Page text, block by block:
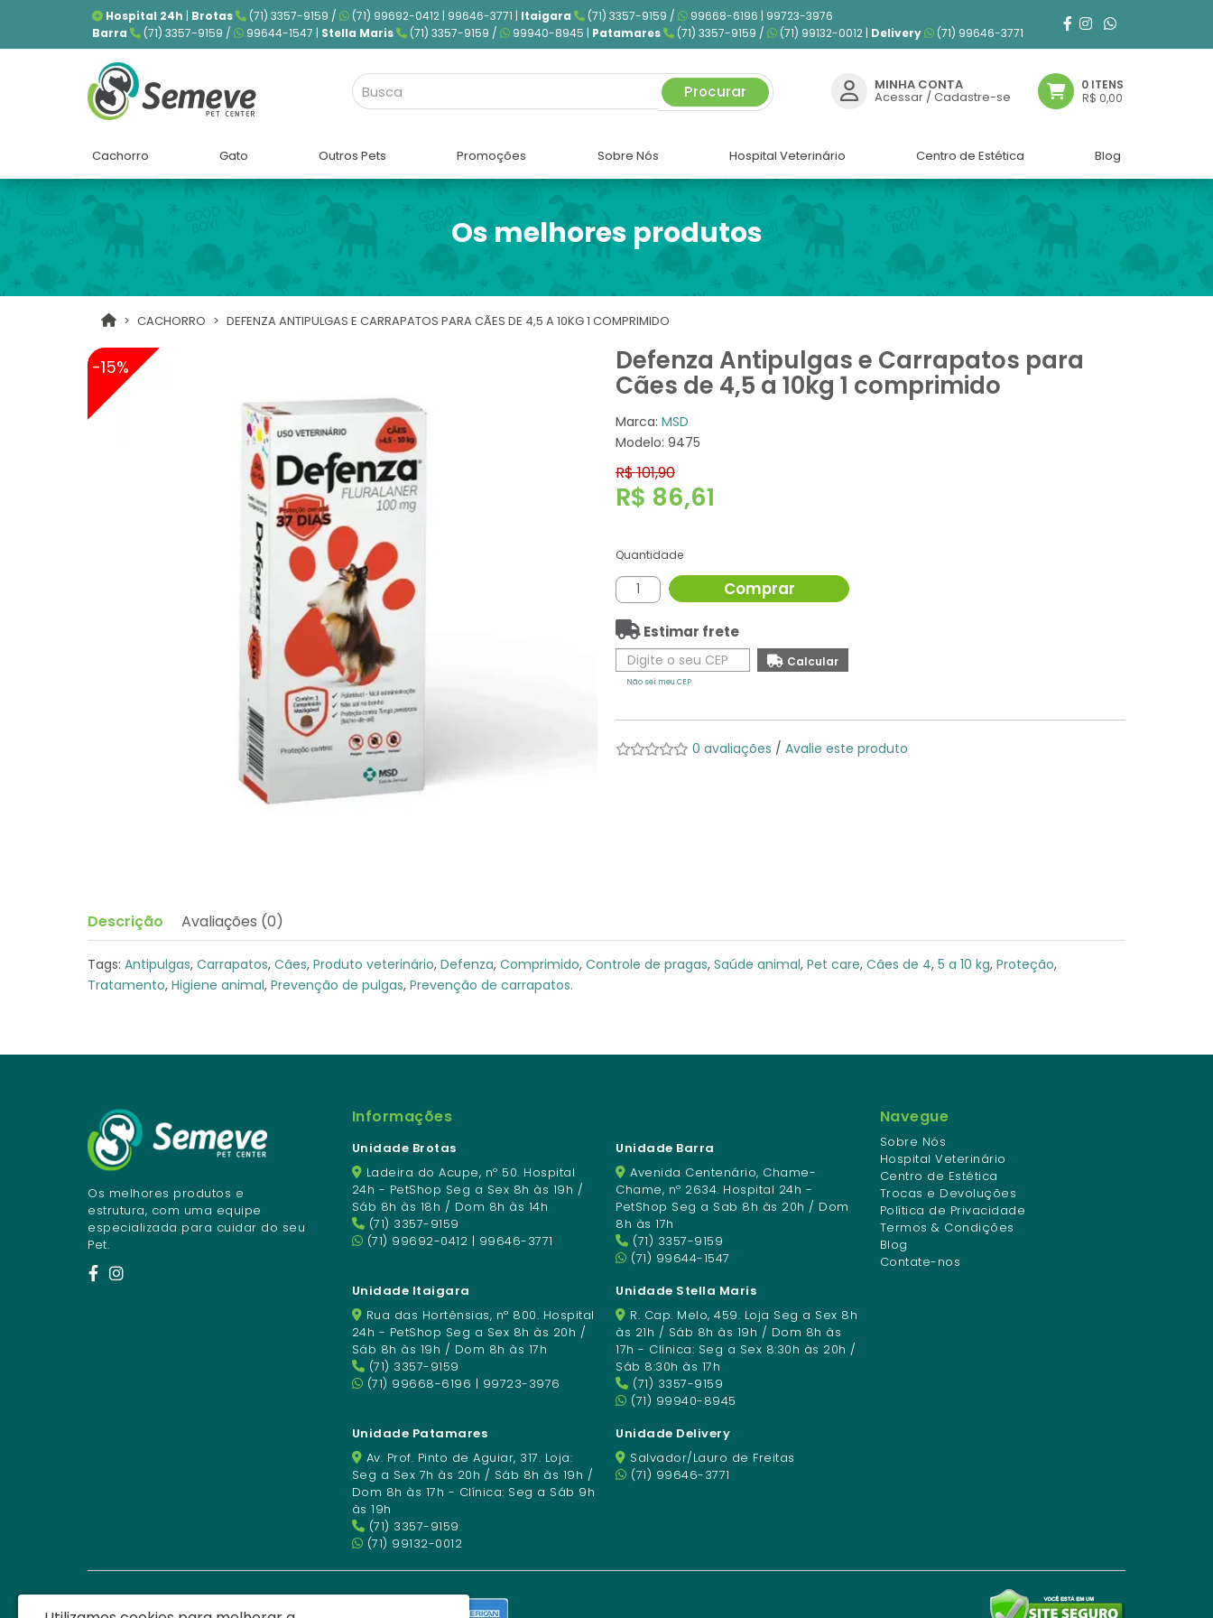
Hospital 24h | Brotas (71) 3357-9159 / (71) 99692-0412 | 99646-3771 | Itaigara (71) 3357-9159 /
99668-6196 | 99723-3976
Barra
(71) 3357-9159 / 99644-1547 | Stella Maris (71) 3357-9159 / 99940-8945 | Patamares (71) 3357-9159 / (71) 99132-0012 | Delivery (71) 99646-3771
MINHA CONTA
Acessar /Cadastre-se
0 ITENS
R$ 0,00
Procurar
Cachorro Gato Outros Pets Promoções Sobre Nós Hospital Veterinário Centro de Estética Blog
Os melhores produtos
CACHORRO DEFENZA ANTIPULGAS E CARRAPATOS PARA CÃES DE 4,5 A 10KG 1 COMPRIMIDO
-15% Defenza Antipulgas e Carrapatos para
Cães de 4,5 a 10kg 1 comprimido
Marca: MSD
Modelo: 9475
R$ 101,90
R$ 86,61
Quantidade
Comprar
Estimar frete
Não sei meu CEP
0 avaliações / Avalie este produto
Descrição Avaliações (0)
Tags: Antipulgas, Carrapatos, Cães, Produto veterinário, Defenza, Comprimido, Controle de pragas, Saúde animal, Pet care, Cães de 4, 5 a 10 kg, Proteção,
Tratamento, Higiene animal, Prevenção de pulgas, Prevenção de carrapatos.
Os melhores produtos e
estrutura, com uma equipe
especializada para cuidar do seu
Pet.
Informações
Unidade Brotas
Ladeira do Acupe, nº 50. Hospital
24h - PetShop Seg a Sex 8h às 19h /
Sáb 8h às 18h / Dom 8h às 14h
(71) 3357-9159
(71) 99692-0412 | 99646-3771
Unidade Barra
Avenida Centenário, Chame-
Chame, nº 2634. Hospital 24h -
PetShop Seg a Sab 8h às 20h / Dom
8h às 17h
(71) 3357-9159
(71) 99644-1547
Unidade Itaigara
Rua das Hortênsias, nº 800. Hospital
24h - PetShop Seg a Sex 8h às 20h /
Sáb 8h às 19h / Dom 8h às 17h
(71) 3357-9159
(71) 99668-6196 | 99723-3976
Unidade Stella Maris
R. Cap. Melo, 459. Loja Seg a Sex 8h
às 21h / Sáb 8h às 19h / Dom 8h às
17h - Clínica: Seg a Sex 8:30h às 20h /
Sáb 8:30h às 17h
(71) 3357-9159
(71) 99940-8945
Unidade Patamares
Av. Prof. Pinto de Aguiar, 317. Loja:
Seg a Sex 7h às 20h / Sáb 8h às 19h /
Dom 8h às 17h - Clínica: Seg a Sáb 9h
às 19h
(71) 3357-9159
(71) 99132-0012
Unidade Delivery
Salvador/Lauro de Freitas
(71) 99646-3771
Navegue
Sobre Nós
Hospital Veterinário
Centro de Estética
Trocas e Devoluções
Política de Privacidade
Termos & Condições
Blog
Contate-nos